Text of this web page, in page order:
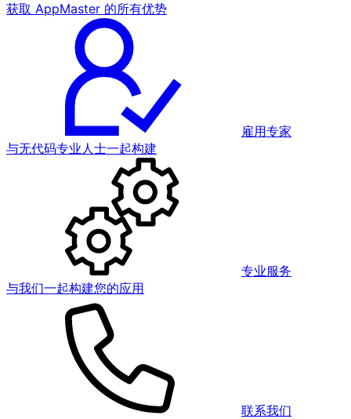
获取 AppMaster 的所有优势
雇用专家
与无代码专业人士一起构建
专业服务
与我们一起构建您的应用
联系我们